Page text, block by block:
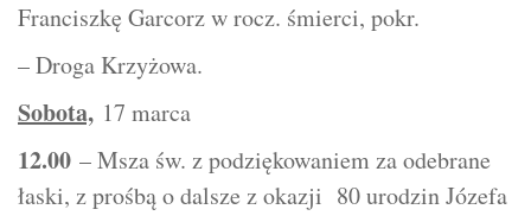
Franciszkę Garcorz w rocz. śmierci, pokr.
– Droga Krzyżowa.
Sobota, 17 marca
12.00 – Msza św. z podziękowaniem za odebrane
łaski, z prośbą o dalsze z okazji 80 urodzin Józefa